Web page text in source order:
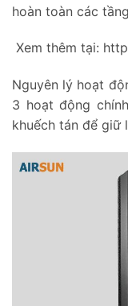
hoàn toàn các
Xem thêm tại:
Nguyên lý hoạt
3 hoạt động
khuếch tán để giữ